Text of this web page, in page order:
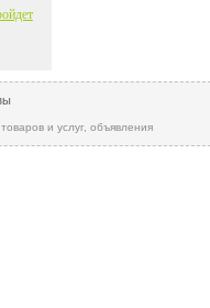
и услуг, объявления